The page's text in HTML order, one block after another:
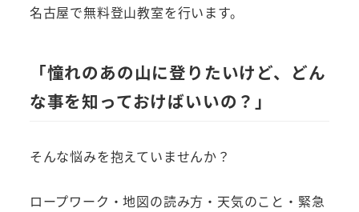
名古屋で無料登山教室を行います。
「憧れのあの山に登りたいけど、どん
な事を知っておけばいいの？」
そんな悩みを抱えていませんか？
ロープワーク・地図の読み方・天気のこと・緊急